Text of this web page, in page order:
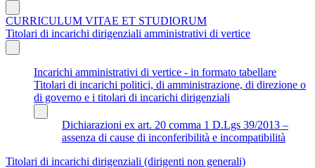
CURRICULUM VITAE ET STUDIORUM
Titolari di incarichi dirigenziali amministrativi di vertice
Incarichi amministrativi di vertice - in formato tabellare
Titolari di incarichi politici, di amministrazione, di direzione o
di governo e i titolari di incarichi dirigenziali
Dichiarazioni ex art. 20 comma 1 D.Lgs 39/2013 –
assenza di cause di inconferibilità e incompatibilità
Titolari di incarichi dirigenziali (dirigenti non generali)